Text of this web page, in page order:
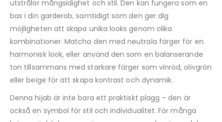
utstrålar mångsidighet och stil. Den kan fungera som en
bas i din garderob, samtidigt som den ger dig
möjligheten att skapa unika looks genom olika
kombinationer. Matcha den med neutrala färger för en
harmonisk look, eller använd den som en balanserande
ton tillsammans med starkare färger som vinröd, olivgrön
eller beige för att skapa kontrast och dynamik.
Denna hijab är inte bara ett praktiskt plagg – den är
också en symbol för stil och individualitet. För många